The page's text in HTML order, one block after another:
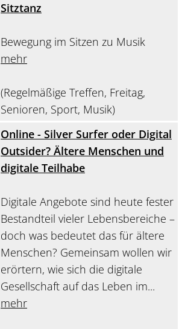
Sitztanz
Bewegung im Sitzen zu Musik
mehr
(Regelmäßige Treffen, Freitag,
Senioren, Sport, Musik)
Online - Silver Surfer oder Digital
Outsider? Ältere Menschen und
digitale Teilhabe
Digitale Angebote sind heute fester
Bestandteil vieler Lebensbereiche –
doch was bedeutet das für ältere
Menschen? Gemeinsam wollen wir
erörtern, wie sich die digitale
Gesellschaft auf das Leben im...
mehr